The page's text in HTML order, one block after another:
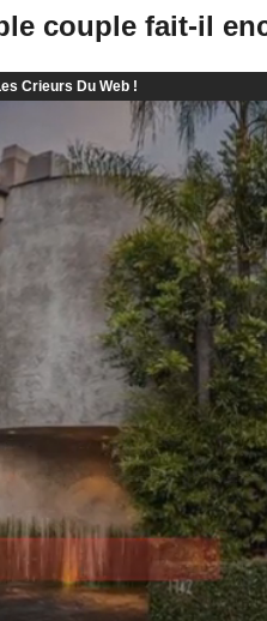
couple fait-il